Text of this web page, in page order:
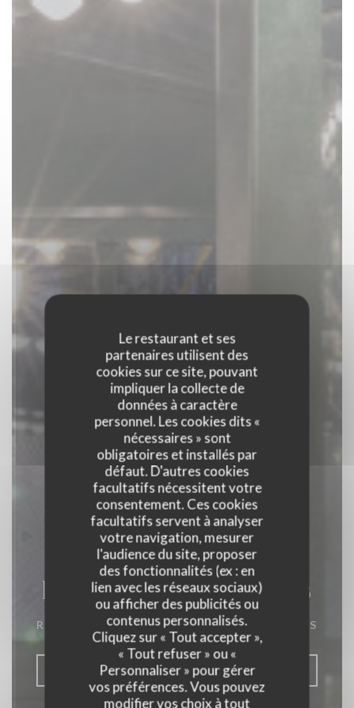
Le restaurant et ses
partenaires utilisent des
cookies sur ce site, pouvant
impliquer la collecte de
données à caractère
personnel. Les cookies dits «
nécessaires » sont
obligatoires et installés par
défaut. D'autres cookies
facultatifs nécessitent votre
consentement. Ces cookies
facultatifs servent à analyser
votre navigation, mesurer
l'audience du site, proposer
des fonctionnalités (ex : en
lien avec les réseaux sociaux)
ou afficher des publicités ou
contenus personnalisés.
Cliquez sur « Tout accepter »,
« Tout refuser » ou «
Personnaliser » pour gérer
vos préférences. Vous pouvez
modifier vos choix à tout
La Closerie des Lilas
RESTAURANT GASTRONOMIQUE PARIS
RÉSERVER